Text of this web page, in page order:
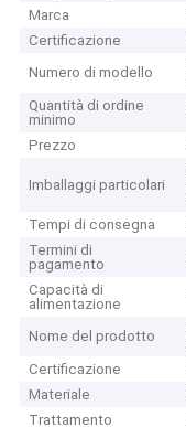
Marca
Certificazione
Numero di modello
Quantità di ordine
minimo
Prezzo
Imballaggi particolari
Tempi di consegna
Termini di
pagamento
Capacità di
alimentazione
Nome del prodotto
Certificazione
Materiale
Trattamento